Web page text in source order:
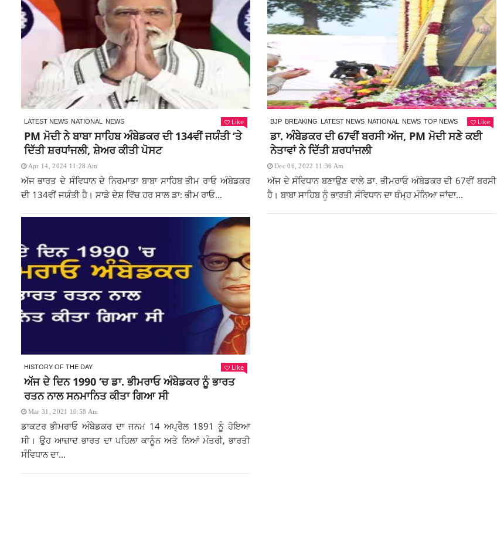
LATEST NEWS NATIONAL NEWS Like
PM ਮੋਦੀ ਨੇ ਬਾਬਾ ਸਾਹਿਬ ਅੰਬੇਡਕਰ ਦੀ 134ਵੀਂ ਜਯੰਤੀ ‘ਤੇ
ਦਿੱਤੀ ਸ਼ਰਧਾਂਜਲੀ, ਸ਼ੇਅਰ ਕੀਤੀ ਪੋਸਟ
Apr 14, 2024 11:28 Am
ਅੱਜ ਭਾਰਤ ਦੇ ਸੰਵਿਧਾਨ ਦੇ ਨਿਰਮਾਤਾ ਬਾਬਾ ਸਾਹਿਬ ਭੀਮ ਰਾਓ ਅੰਬੇਡਕਰ
ਦੀ 134ਵੀਂ ਜਯੰਤੀ ਹੈ। ਸਾਡੇ ਦੇਸ਼ ਵਿੱਚ ਹਰ ਸਾਲ ਡਾ: ਭੀਮ ਰਾਓ...
BJP BREAKING LATEST NEWS NATIONAL NEWS TOP NEWS Like
ਡਾ. ਅੰਬੇਡਕਰ ਦੀ 67ਵੀਂ ਬਰਸੀ ਅੱਜ, PM ਮੋਦੀ ਸਣੇ ਕਈ
ਨੇਤਾਵਾਂ ਨੇ ਦਿੱਤੀ ਸ਼ਰਧਾਂਜਲੀ
Dec 06, 2022 11:36 Am
ਅੱਜ ਦੇ ਸੰਵਿਧਾਨ ਬਣਾਉਣ ਵਾਲੇ ਡਾ. ਭੀਮਰਾਓ ਅੰਬੇਡਕਰ ਦੀ 67ਵੀਂ ਬਰਸੀ
ਹੈ। ਬਾਬਾ ਸਾਹਿਬ ਨੂੰ ਭਾਰਤੀ ਸੰਵਿਧਾਨ ਦਾ ਥੰਮ੍ਹ ਮੰਨਿਆ ਜਾਂਦਾ...
HISTORY OF THE DAY Like
ਅੱਜ ਦੇ ਦਿਨ 1990 ‘ਚ ਡਾ. ਭੀਮਰਾਓ ਅੰਬੇਡਕਰ ਨੂੰ ਭਾਰਤ
ਰਤਨ ਨਾਲ ਸਨਮਾਨਿਤ ਕੀਤਾ ਗਿਆ ਸੀ
Mar 31, 2021 10:58 Am
ਡਾਕਟਰ ਭੀਮਰਾਓ ਅੰਬੇਡਕਰ ਦਾ ਜਨਮ 14 ਅਪ੍ਰੈਲ 1891 ਨੂੰ ਹੋਇਆ
ਸੀ। ਉਹ ਆਜ਼ਾਦ ਭਾਰਤ ਦਾ ਪਹਿਲਾ ਕਾਨੂੰਨ ਅਤੇ ਨਿਆਂ ਮੰਤਰੀ, ਭਾਰਤੀ
ਸੰਵਿਧਾਨ ਦਾ...